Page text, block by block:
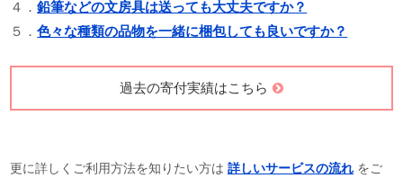
各センターの情報を見る